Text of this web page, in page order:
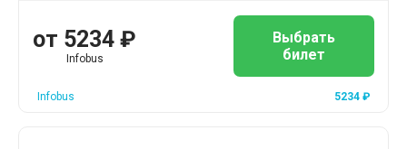
от 5234 ₽
Infobus
Выбрать
билет
Infobus 5234 ₽